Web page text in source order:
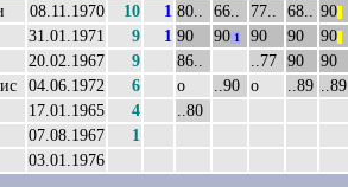
08.11.1970 10 1 80.. 66.. 77.. 68.. 90
31.01.1971 9 1 90 90 1 90 90 90
20.02.1967 9 86.. ..77 90 90
04.06.1972 6 о ..90 о ..89 ..89
17.01.1965 4 ..80
07.08.1967 1
03.01.1976